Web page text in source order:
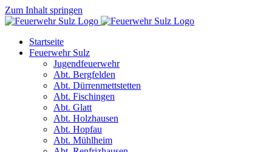
Zum Inhalt springen
Startseite
Feuerwehr Sulz
Jugendfeuerwehr
Abt. Bergfelden
Abt. Dürrenmettstetten
Abt. Fischingen
Abt. Glatt
Abt. Holzhausen
Abt. Hopfau
Abt. Mühlheim